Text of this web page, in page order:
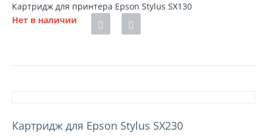
Картридж для принтера Epson Stylus SX130
Нет в наличии
Картридж для Epson Stylus SX230